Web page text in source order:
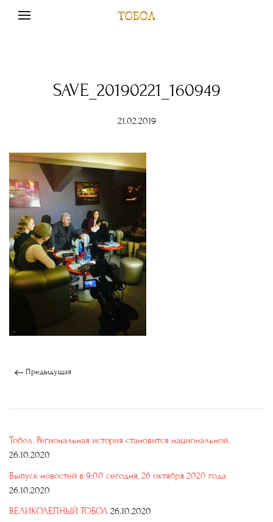
SAVE_20190221_160949
21.02.2019
Предыдущая
Тобол. Региональная история становится национальной.
26.10.2020
Выпуск новостей в 9:00 сегодня, 26 октября 2020 года
26.10.2020
ВЕЛИКОЛЕПНЫЙ ТОБОЛ 26.10.2020